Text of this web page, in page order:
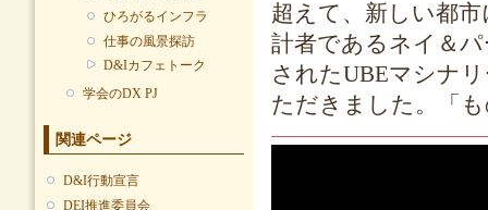
ひろがるインフラ
仕事の風景探訪
D&Iカフェトーク
学会のDX PJ
関連ページ
D&I行動宣言
DEI推進委員会
超えて、新しい都
計者であるネイ＆
されたUBEマシナ
ただきました。「